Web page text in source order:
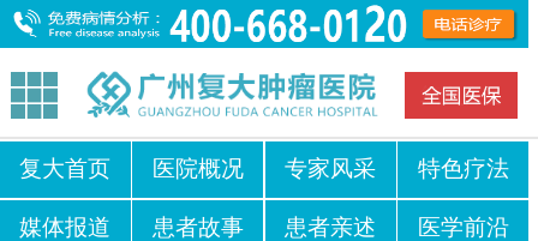
复大首页 医院概况 专家风采 特色疗法
媒体报道 患者故事 患者亲述 医学前沿